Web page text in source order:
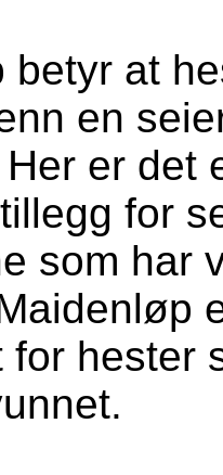
betyr at
en
er det
for
som har
for hester